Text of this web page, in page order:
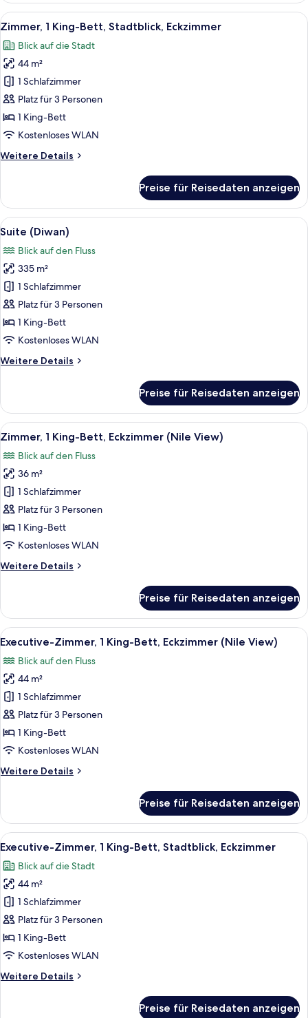
Stadtblick,
Eckzimmer
Alle
Fotos
für
Zimmer,
1 King-
Bett,
Stadtblick,
Eckzimmer
Zimmer, 1 King-Bett, Stadtblick,
6
Zimmer, 1 King-Bett, Stadtblick, Eckzimmer
Blick auf die Stadt
44 m²
1 Schlafzimmer
Platz für 3 Personen
1 King-Bett
Kostenloses WLAN
Weitere Details
Weitere
1 King-
Bett,
Stadtblick,
Eckzimmer
Preise für Reisedaten anzeigen
Alle
Fotos
für
Suite
(Diwan)
anzeigen
Ein Essbereich mit einem langen
8
Suite (Diwan)
Blick auf den Fluss
335 m²
1 Schlafzimmer
Platz für 3 Personen
1 King-Bett
Kostenloses WLAN
Weitere Details
Weitere
(Diwan)
Preise für Reisedaten anzeigen
Alle
Fotos
für
Zimmer,
1 King-
Bett,
Eckzimmer
(Nile
anzeigen
Eine Stadtansicht mit Fluss, Brücken
10
Zimmer, 1 King-Bett, Eckzimmer (Nile View)
Blick auf den Fluss
36 m²
1 Schlafzimmer
Platz für 3 Personen
1 King-Bett
Kostenloses WLAN
Weitere Details
Weitere
1 King-
Bett,
Eckzimmer
View)
Preise für Reisedaten anzeigen
Alle
Fotos
für
Executive-
Zimmer,
1 King-
Bett,
Eckzimmer
View)
Eine Stadtansicht mit Fluss, Brücke
9
Executive-Zimmer, 1 King-Bett, Eckzimmer (Nile View)
Blick auf den Fluss
44 m²
1 Schlafzimmer
Platz für 3 Personen
1 King-Bett
Kostenloses WLAN
Weitere Details
Weitere
Zimmer,
1 King-
Bett,
(Nile
View)
Preise für Reisedaten anzeigen
Alle
Fotos
für
Executive-
Zimmer,
1 King-
Bett,
Stadtblick,
anzeigen
Ein Hotelzimmer mit einem großen
6
Executive-Zimmer, 1 King-Bett, Stadtblick, Eckzimmer
Blick auf die Stadt
44 m²
1 Schlafzimmer
Platz für 3 Personen
1 King-Bett
Kostenloses WLAN
Weitere Details
Weitere
Preise für Reisedaten anzeigen